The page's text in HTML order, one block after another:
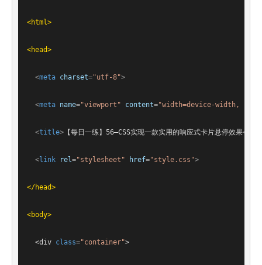
<html>
<head>
<meta charset="utf-8">
<meta name="viewport" content="width=device-width,
<title>【每日一练】56—CSS实现一款实用的响应式卡片悬停效果</
<link rel="stylesheet" href="style.css">
</head>
<body>
<div class="container">